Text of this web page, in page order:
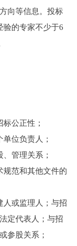
向等信息。投标
验的专家不少于6
公正性；
位负责人；
管理关系；
规范和其他文件的
人或监理人；与招
定代表人；与招
参股关系；